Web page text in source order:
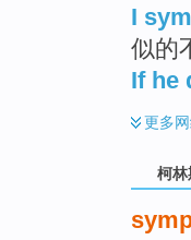
I
似的
If he
更多
柯林